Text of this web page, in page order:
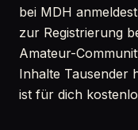
bei MDH
zur Registrierung
Amateur-
Inhalte Tausender
ist für dich